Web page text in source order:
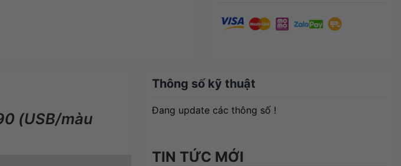
(USB/màu
Thông số kỹ thuật
Đang update các thông số !
TIN TỨC MỚI